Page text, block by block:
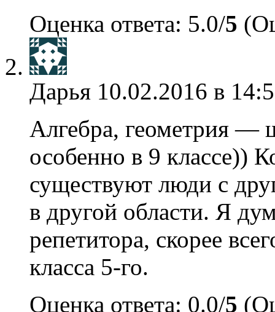
Оценка ответа: 5.0/5
Дарья 10.02.2016 в
Алгебра, геометрия —
особенно в 9 классе))
существуют люди с
в другой области. Я
репетитора, скорее
класса 5-го.
Оценка ответа: 0.0/5